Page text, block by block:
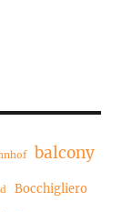
balcony
Bocchigliero